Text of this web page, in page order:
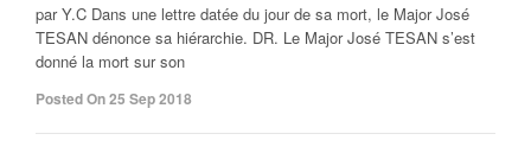
par Y.C Dans une lettre datée du jour de sa mort, le Major José
TESAN dénonce sa hiérarchie. DR. Le Major José TESAN s’est
donné la mort sur son
Posted On 25 Sep 2018